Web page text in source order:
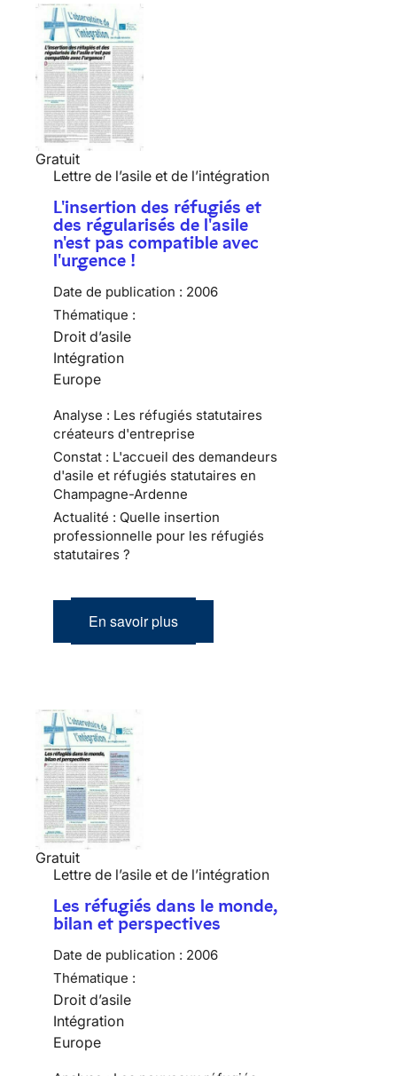
Gratuit
Lettre de l’asile et de l’intégration
L'insertion des réfugiés et
des régularisés de l'asile
n'est pas compatible avec
l'urgence !
Date de publication : 2006
Thématique :
Droit d’asile
Intégration
Europe
Analyse : Les réfugiés statutaires
créateurs d'entreprise
Constat : L'accueil des demandeurs
d'asile et réfugiés statutaires en
Champagne-Ardenne
Actualité : Quelle insertion
professionnelle pour les réfugiés
statutaires ?
En savoir plus
Gratuit
Lettre de l’asile et de l’intégration
Les réfugiés dans le monde,
bilan et perspectives
Date de publication : 2006
Thématique :
Droit d’asile
Intégration
Europe